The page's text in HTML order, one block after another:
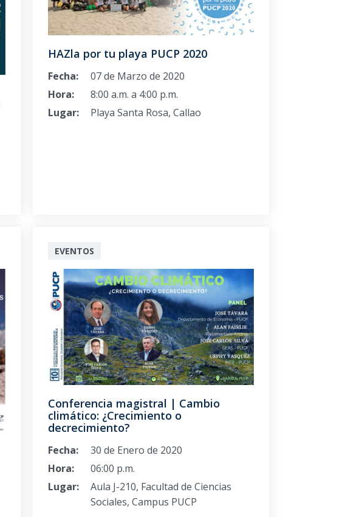
HAZla por tu playa PUCP 2020
Fecha:
07 de Marzo de 2020
Hora:
8:00 a.m. a 4:00 p.m.
Lugar:
Playa Santa Rosa, Callao
EVENTOS
Conferencia magistral | Cambio
climático: ¿Crecimiento o
decrecimiento?
Fecha:
30 de Enero de 2020
Hora:
06:00 p.m.
Lugar:
Aula J-210, Facultad de Ciencias
Sociales, Campus PUCP